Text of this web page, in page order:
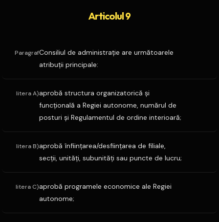
Articolul 9
ParagrafConsiliul de administraţie are următoarele
atribuţii principale:
litera A)aprobă structura organizatorică şi
funcţională a Regiei autonome, numărul de
posturi şi Regulamentul de ordine interioară;
litera B)aprobă înfiinţarea/desfiinţarea de filiale,
secţii, unităţi, subunităţi sau puncte de lucru;
litera C)aprobă programele economice ale Regiei
autonome;